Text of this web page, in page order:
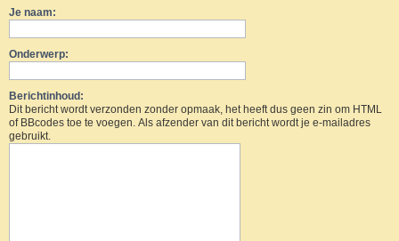
Je naam:
Onderwerp:
Berichtinhoud:
Dit bericht wordt verzonden zonder opmaak, het heeft dus geen zin om HTML
of BBcodes toe te voegen. Als afzender van dit bericht wordt je e-mailadres
gebruikt.